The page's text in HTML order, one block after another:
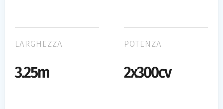
LARGHEZZA
3.25m
POTENZA
2x300cv